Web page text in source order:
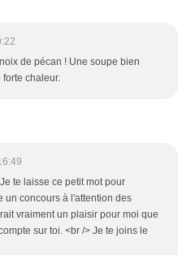
de pécan ! Une soupe bien
chaleur.
te laisse ce petit mot pour
un concours à l'attention des
vraiment un plaisir pour moi que
sur toi. <br /> Je te joins le